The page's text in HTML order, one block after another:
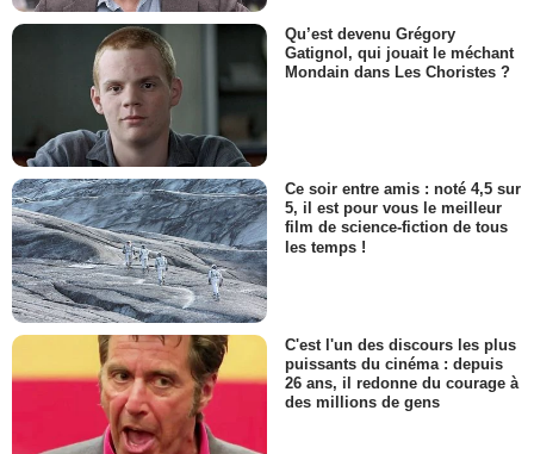
Qu’est devenu Grégory
Gatignol, qui jouait le méchant
Mondain dans Les Choristes ?
Ce soir entre amis : noté 4,5 sur
5, il est pour vous le meilleur
film de science-fiction de tous
les temps !
C'est l'un des discours les plus
puissants du cinéma : depuis
26 ans, il redonne du courage à
des millions de gens